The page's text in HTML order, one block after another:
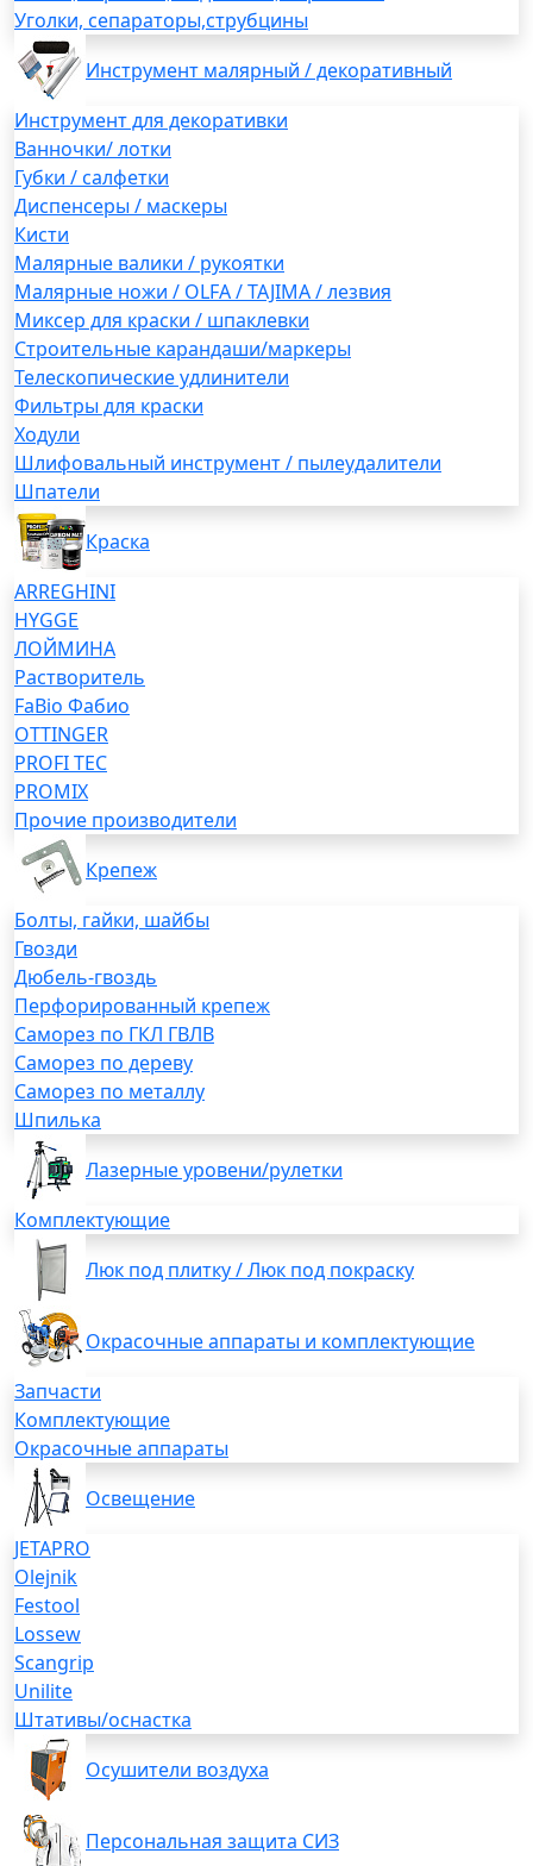
Уголки, сепараторы,струбцины
Инструмент малярный / декоративный
Инструмент для декоративки
Ванночки/ лотки
Губки / салфетки
Диспенсеры / маскеры
Кисти
Малярные валики / рукоятки
Малярные ножи / OLFA / TAJIMA / лезвия
Миксер для краски / шпаклевки
Строительные карандаши/маркеры
Телескопические удлинители
Фильтры для краски
Ходули
Шлифовальный инструмент / пылеудалители
Шпатели
Краска
ARREGHINI
HYGGE
ЛОЙМИНА
Растворитель
FaBio Фабио
OTTINGER
PROFI TEC
PROMIX
Прочие производители
Крепеж
Болты, гайки, шайбы
Гвозди
Дюбель-гвоздь
Перфорированный крепеж
Саморез по ГКЛ ГВЛВ
Саморез по дереву
Саморез по металлу
Шпилька
Лазерные уровени/рулетки
Комплектующие
Люк под плитку / Люк под покраску
Окрасочные аппараты и комплектующие
Запчасти
Комплектующие
Окрасочные аппараты
Освещение
JETAPRO
Olejnik
Festool
Lossew
Scangrip
Unilite
Штативы/оснастка
Осушители воздуха
Персональная защита СИЗ